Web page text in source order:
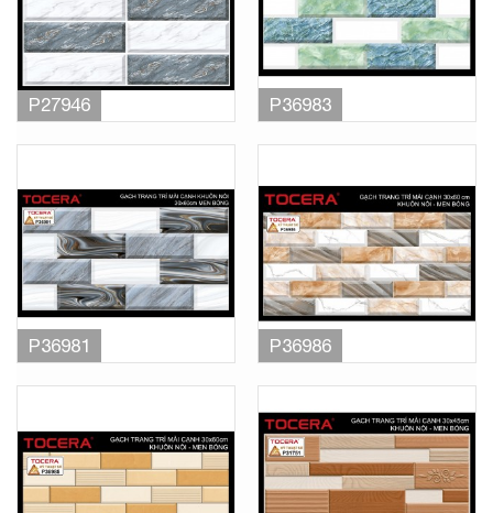
P27946 P36983
P36981 P36986